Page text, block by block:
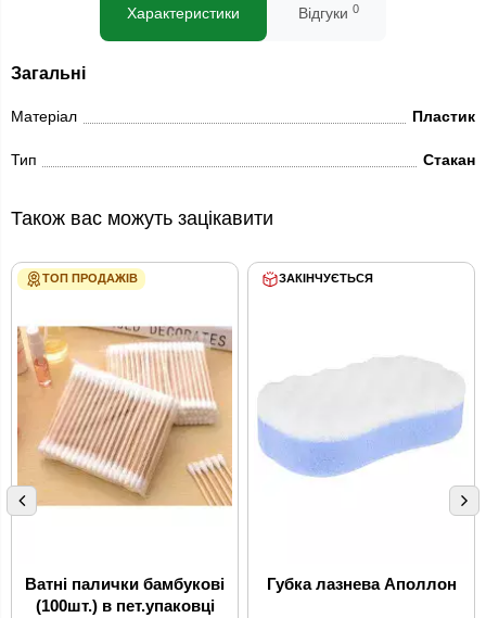
Характеристики Відгуки 0
Загальні
Матеріал Пластик
Тип Стакан
Також вас можуть зацікавити
ТОП ПРОДАЖІВ
Ватні палички бамбукові
(100шт.) в пет.упаковці
ЗАКІНЧУЄТЬСЯ
Губка лазнева Аполлон